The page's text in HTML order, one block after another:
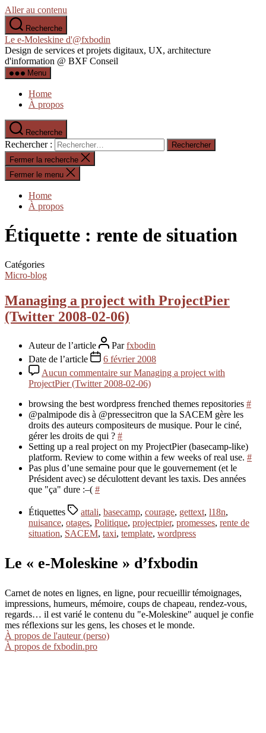
Aller au contenu
Recherche
Le e-Moleskine d'@fxbodin
Design de services et projets digitaux, UX, architecture
d'information @ BXF Conseil
Menu
Home
À propos
Recherche
Rechercher :
Fermer la recherche
Fermer le menu
Home
À propos
Étiquette : rente de situation
Catégories
Micro-blog
Managing a project with ProjectPier
(Twitter 2008-02-06)
Auteur de l’article Parfxbodin
Date de l’article
6 février 2008
Aucun commentaire sur Managing a project with
ProjectPier (Twitter 2008-02-06)
browsing the best wordpress frenched themes repositories #
@palmipode dis à @pressecitron que la SACEM gère les
droits des auteurs compositeurs de musique. Pour le ciné,
gérer les droits de qui ? #
Setting up a real project on my ProjectPier (basecamp-like)
platform. Review to come within a few weeks of real use. #
Pas plus d’une semaine pour que le gouvernement (et le
Président avec) se déculottent devant les taxis. Des années
que "ça" dure :–( #
Étiquettes attali, basecamp, courage, gettext, l18n,
nuisance, otages, Politique, projectpier, promesses, rente de
situation, SACEM, taxi, template, wordpress
Le « e-Moleskine » d’fxbodin
Carnet de notes en lignes, en ligne, pour recueillir témoignages,
impressions, humeurs, mémoire, coups de chapeau, rendez-vous,
regards… il est varié le contenu du "e-Moleskine" auquel je confie
mes réflexions sur les gens, les choses et le monde.
À propos de l'auteur (perso)
À propos de fxbodin.pro